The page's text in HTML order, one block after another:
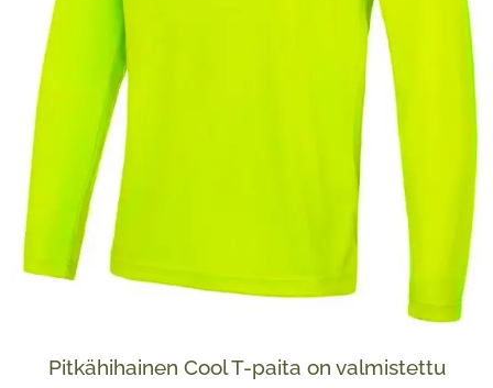
Pitkähihainen Cool T-paita on valmistettu